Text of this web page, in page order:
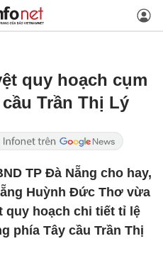
quy hoạch cụm
Trần Thị Lý
TP Đà Nẵng cho hay,
Huỳnh Đức Thơ vừa
quy hoạch chi tiết tỉ lệ
phía Tây cầu Trần Thị